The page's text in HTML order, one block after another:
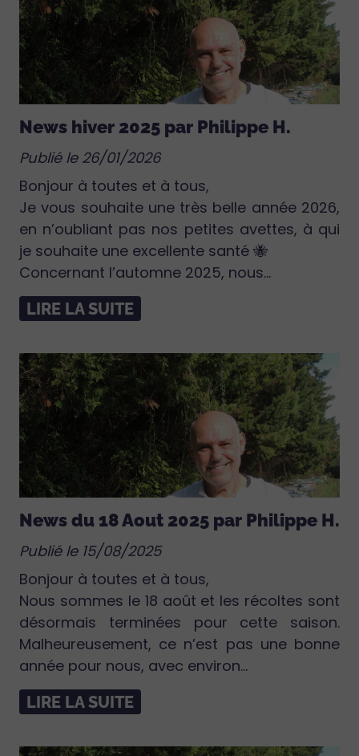
News hiver 2025 par Philippe H.
Publié le 26/01/2026
Bonjour à toutes et à tous,
Je vous souhaite une très belle année 2026,
en n’oubliant pas nos petites avettes, à qui
je souhaite une excellente santé 🐝
Concernant l’automne 2025, nous...
LIRE LA SUITE
News du 18 Aout 2025 par Philippe H.
Publié le 15/08/2025
Bonjour à toutes et à tous,
Nous sommes le 18 août et les récoltes sont
désormais terminées pour cette saison.
Malheureusement, ce n’est pas une bonne
année pour nous, avec environ...
LIRE LA SUITE